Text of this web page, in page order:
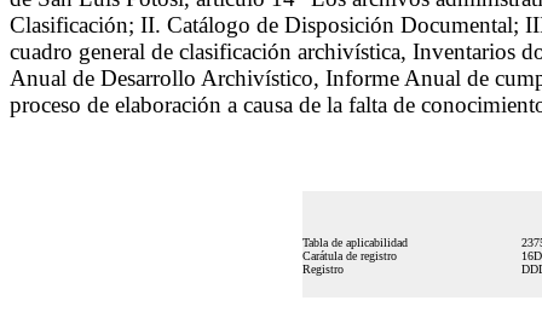
Clasificación; II. Catálogo de Disposición Documental;
cuadro general de clasificación archivística, Inventarios
Anual de Desarrollo Archivístico, Informe Anual de
proceso de elaboración a causa de la falta de
Tabla de aplicabilidad
Carátula de registro
Registro